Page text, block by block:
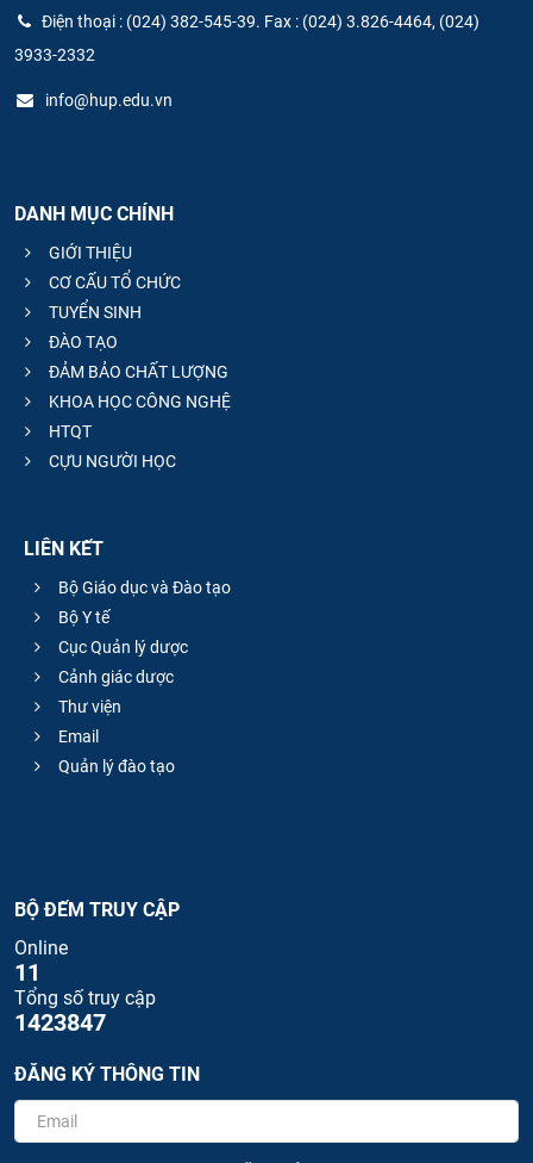
Điện thoại : (024) 382-545-39. Fax : (024) 3.826-4464, (024)
3933-2332
info@hup.edu.vn
DANH MỤC CHÍNH
GIỚI THIỆU
CƠ CẤU TỔ CHỨC
TUYỂN SINH
ĐÀO TẠO
ĐẢM BẢO CHẤT LƯỢNG
KHOA HỌC CÔNG NGHỆ
HTQT
CỰU NGƯỜI HỌC
LIÊN KẾT
Bộ Giáo dục và Đào tạo
Bộ Y tế
Cục Quản lý dược
Cảnh giác dược
Thư viện
Email
Quản lý đào tạo
BỘ ĐẾM TRUY CẬP
Online
11
Tổng số truy cập
1423847
ĐĂNG KÝ THÔNG TIN